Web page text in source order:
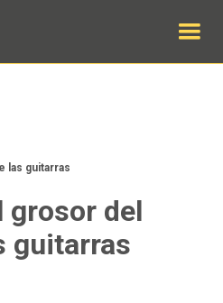
las guitarras
grosor del
guitarras